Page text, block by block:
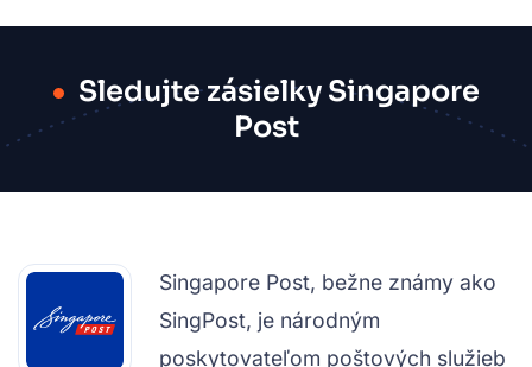
Sledujte zásielky Singapore
Post
Singapore Post, bežne známy ako
SingPost, je národným
poskytovateľom poštových služieb